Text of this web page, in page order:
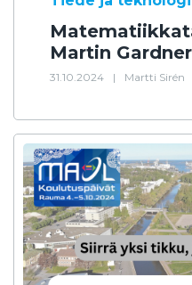
Martin Gardner
31.10.2024 | Martti Sirén